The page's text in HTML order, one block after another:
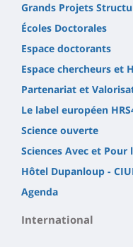
Grands Projets
Écoles Doctorales
Espace doctorants
Espace chercheurs et
Partenariat et
Le label européen
Science ouverte
Sciences Avec et Pour
Hôtel Dupanloup -
Agenda
International